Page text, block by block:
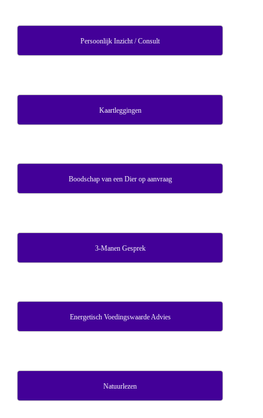
Persoonlijk Inzicht / Consult
Kaartleggingen
Boodschap van een Dier op aanvraag
3-Manen Gesprek
Energetisch Voedingswaarde Advies
Natuurlezen